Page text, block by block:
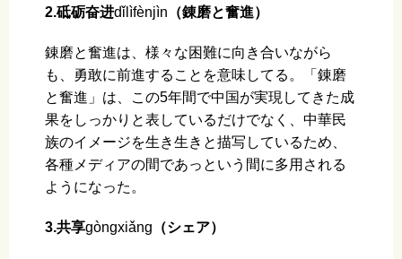
2.砥砺奋进dǐlìfènjìn （錬磨と奮進）
錬磨と奮進は、様々な困難に向き合いながら
も、勇敢に前進することを意味してる。「錬磨
と奮進」は、この5年間で中国が実現してきた成
果をしっかりと表しているだけでなく、中華民
族のイメージを生き生きと描写しているため、
各種メディアの間であっという間に多用される
ようになった。
3.共享ɡònɡxiǎnɡ （シェア）